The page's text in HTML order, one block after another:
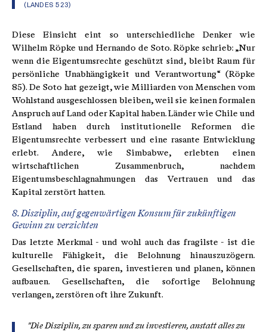
(LANDES 523)
Diese Einsicht eint so unterschiedliche Denker wie
Wilhelm Röpke und Hernando de Soto. Röpke schrieb: „Nur
wenn die Eigentumsrechte geschützt sind, bleibt Raum für
persönliche Unabhängigkeit und Verantwortung“ (Röpke
85). De Soto hat gezeigt, wie Milliarden von Menschen vom
Wohlstand ausgeschlossen bleiben, weil sie keinen formalen
Anspruch auf Land oder Kapital haben. Länder wie Chile und
Estland haben durch institutionelle Reformen die
Eigentumsrechte verbessert und eine rasante Entwicklung
erlebt. Andere, wie Simbabwe, erlebten einen
wirtschaftlichen Zusammenbruch, nachdem
Eigentumsbeschlagnahmungen das Vertrauen und das
Kapital zerstört hatten.
8. Disziplin, auf gegenwärtigen Konsum für zukünftigen
Gewinn zu verzichten
Das letzte Merkmal - und wohl auch das fragilste - ist die
kulturelle Fähigkeit, die Belohnung hinauszuzögern.
Gesellschaften, die sparen, investieren und planen, können
aufbauen. Gesellschaften, die sofortige Belohnung
verlangen, zerstören oft ihre Zukunft.
"Die Disziplin, zu sparen und zu investieren, anstatt alles zu